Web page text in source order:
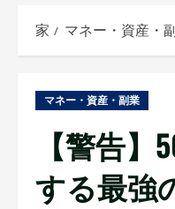
家 マネー・資産・
マネー・資産・副業
【警告
する最強